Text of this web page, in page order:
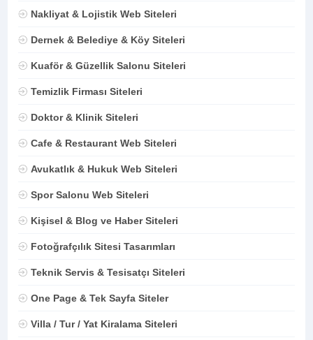
Nakliyat & Lojistik Web Siteleri
Dernek & Belediye & Köy Siteleri
Kuaför & Güzellik Salonu Siteleri
Temizlik Firması Siteleri
Doktor & Klinik Siteleri
Cafe & Restaurant Web Siteleri
Avukatlık & Hukuk Web Siteleri
Spor Salonu Web Siteleri
Kişisel & Blog ve Haber Siteleri
Fotoğrafçılık Sitesi Tasarımları
Teknik Servis & Tesisatçı Siteleri
One Page & Tek Sayfa Siteler
Villa / Tur / Yat Kiralama Siteleri